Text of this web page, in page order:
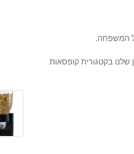
המשפחה.
בקטגורית קופסאות